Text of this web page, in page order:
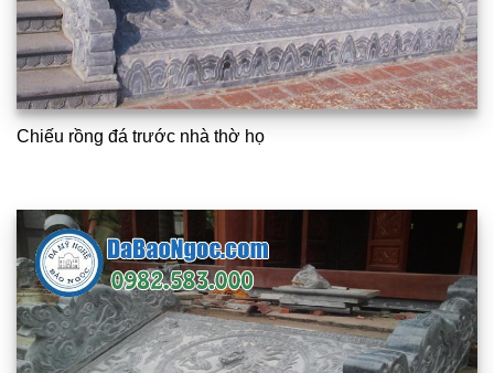
Chiếu rồng đá trước nhà thờ họ